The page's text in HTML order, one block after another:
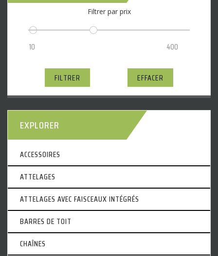
Filtrer par prix
FILTRER EFFACER
EXPLORER
ACCESSOIRES
ATTELAGES
ATTELAGES AVEC FAISCEAUX INTÉGRÉS
BARRES DE TOIT
CHAÎNES